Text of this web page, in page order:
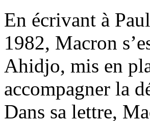
En écrivant à
1982, Macron
Ahidjo, mis en
accompagner la
Dans sa lettre,